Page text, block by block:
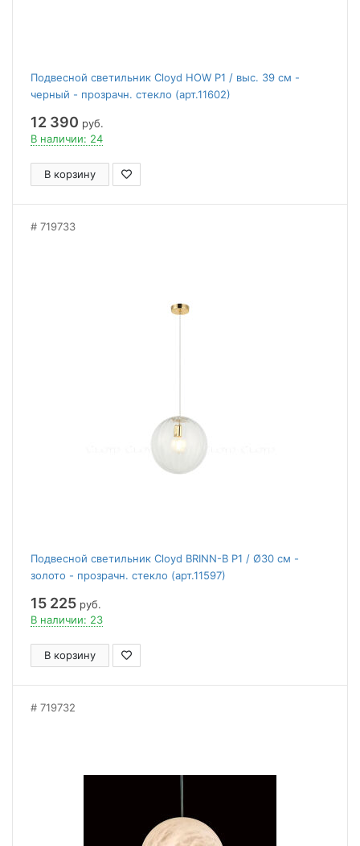
Подвесной светильник Cloyd HOW P1 / выс. 39 см -
черный - прозрачн. стекло (арт.11602)
12 390 руб.
В наличии: 24
В корзину
719733
Подвесной светильник Cloyd BRINN-B P1 / Ø30 см -
золото - прозрачн. стекло (арт.11597)
15 225 руб.
В наличии: 23
В корзину
719732